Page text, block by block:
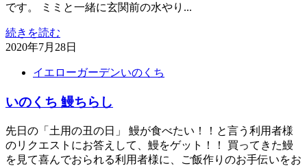
です。 ミミと一緒に玄関前の水やり...
続きを読む
2020年7月28日
イエローガーデンいのくち
いのくち 鰻ちらし
先日の「土用の丑の日」 鰻が食べたい！！と言う利用者様
のリクエストにお答えして、鰻をゲット！！ 買ってきた鰻
を見て喜んでおられる利用者様に、ご飯作りのお手伝いをお